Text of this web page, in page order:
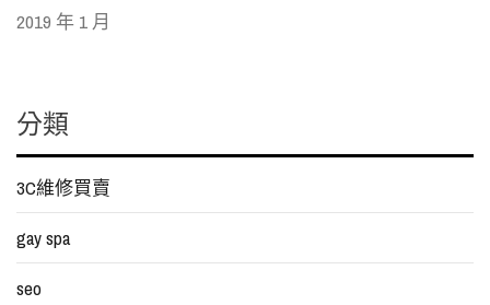
2019 年 1 月
分類
3C維修買賣
gay spa
seo